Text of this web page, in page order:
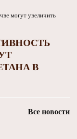
В
Все новости